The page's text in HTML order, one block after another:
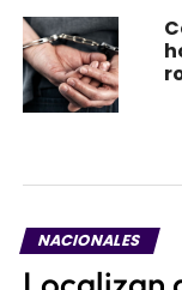
NACIONALES